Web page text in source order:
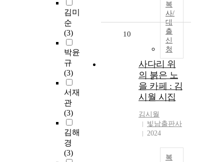
김미
순
(3)
박윤
규
(3)
서재
관
(3)
김해
경
(3)
복
사/
대
출
신
청
10
사다리 위
의 붉은 노
을 카페 : 김
시월 시집
김시월
빛남출판사
2024
복